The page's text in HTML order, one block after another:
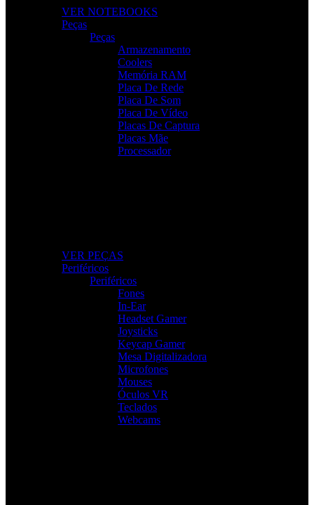
VER NOTEBOOKS
Peças
Peças
Armazenamento
Coolers
Memória RAM
Placa De Rede
Placa De Som
Placa De Vídeo
Placas De Captura
Placas Mãe
Processador
VER PEÇAS
Periféricos
Periféricos
Fones
In-Ear
Headset Gamer
Joysticks
Keycap Gamer
Mesa Digitalizadora
Microfones
Mouses
Óculos VR
Teclados
Webcams